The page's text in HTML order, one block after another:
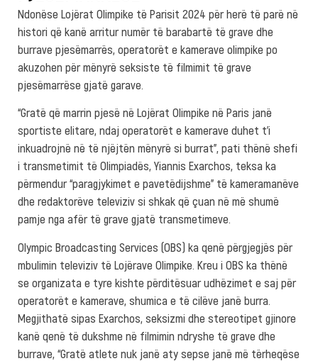
Ndonëse Lojërat Olimpike të Parisit 2024 për herë të parë në
histori që kanë arritur numër të barabartë të grave dhe
burrave pjesëmarrës, operatorët e kamerave olimpike po
akuzohen për mënyrë seksiste të filmimit të grave
pjesëmarrëse gjatë garave.
“Gratë që marrin pjesë në Lojërat Olimpike në Paris janë
sportiste elitare, ndaj operatorët e kamerave duhet t’i
inkuadrojnë në të njëjtën mënyrë si burrat”, pati thënë shefi
i transmetimit të Olimpiadës, Yiannis Exarchos, teksa ka
përmendur “paragjykimet e pavetëdijshme” të kameramanëve
dhe redaktorëve televiziv si shkak që çuan në më shumë
pamje nga afër të grave gjatë transmetimeve.
Olympic Broadcasting Services (OBS) ka qenë përgjegjës për
mbulimin televiziv të Lojërave Olimpike. Kreu i OBS ka thënë
se organizata e tyre kishte përditësuar udhëzimet e saj për
operatorët e kamerave, shumica e të cilëve janë burra.
Megjithatë sipas Exarchos, seksizmi dhe stereotipet gjinore
kanë qenë të dukshme në filmimin ndryshe të grave dhe
burrave, “Gratë atlete nuk janë aty sepse janë më tërheqëse